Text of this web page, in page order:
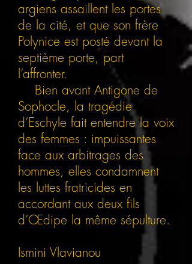
argiens assaillent les portes
de la cité, et que son frère
Polynice est posté devant la
septième porte, part
l’affronter.
Bien avant Antigone de
Sophocle, la tragédie
d’Eschyle fait entendre la voix
des femmes : impuissantes
face aux arbitrages des
hommes, elles condamnent
les luttes fratricides en
accordant aux deux fils
d’Œdipe la même sépulture.
Ismini Vlavianou